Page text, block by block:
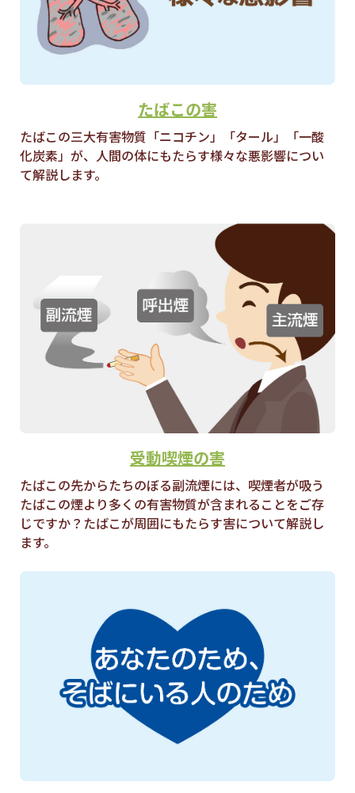
たばこの害
たばこの三大有害物質「ニコチン」「タール」「一酸
化炭素」が、人間の体にもたらす様々な悪影響につい
て解説します。
受動喫煙の害
たばこの先からたちのぼる副流煙には、喫煙者が吸う
たばこの煙より多くの有害物質が含まれることをご存
じですか？たばこが周囲にもたらす害について解説し
ます。